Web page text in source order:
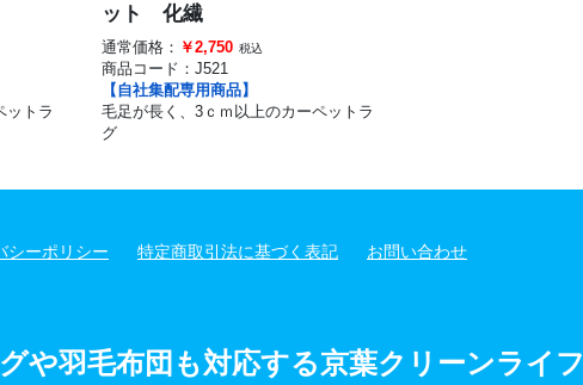
ットラ
ット 化繊
通常価格： ￥2,750 税込
商品コード：J521
【自社集配専用商品】
毛足が長く、3ｃｍ以上のカーペットラ
グ
シーポリシー 特定商取引法に基づく表記 お問い合わせ
や羽毛布団も対応する京葉クリーンライフ